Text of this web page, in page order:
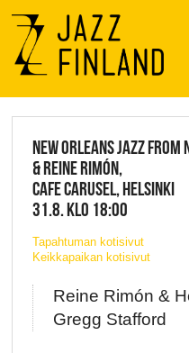
Menu
JAZZ FINLAND
NEW ORLEANS JAZZ FROM
& REINE RIMÓN,
CAFE CARUSEL, HELSINKI
31.8. KLO 18:00
Tapahtuman kotisivut
Keikkapaikan kotisivut
Reine Rimón &
Gregg Stafford